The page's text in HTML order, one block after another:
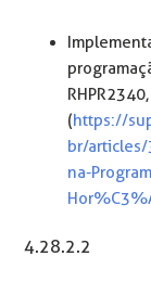
(https://
br/
na-
4.28.2.2